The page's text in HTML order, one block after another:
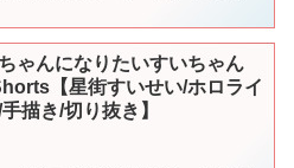
ゃんになりたいすいちゃん
【星街すいせい/ホロライ
描き/切り抜き】